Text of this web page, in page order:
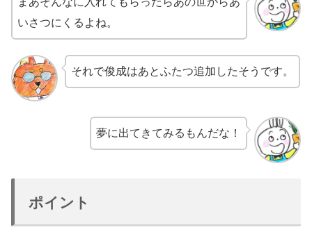
いさつにくるよね。
それで俊成はあとふたつ追加したそうです。
夢に出てきてみるもんだな！
ポイント